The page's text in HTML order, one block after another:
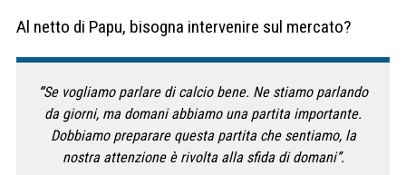
Al netto di Papu, bisogna intervenire sul mercato?
“Se vogliamo parlare di calcio bene. Ne stiamo parlando
da giorni, ma domani abbiamo una partita importante.
Dobbiamo preparare questa partita che sentiamo, la
nostra attenzione è rivolta alla sfida di domani”.